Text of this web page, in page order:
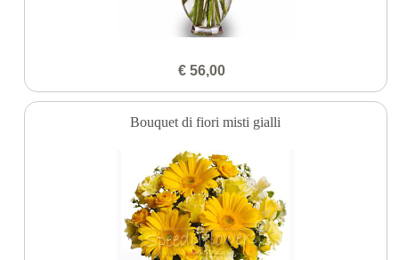
€ 56,00
Bouquet di fiori misti gialli